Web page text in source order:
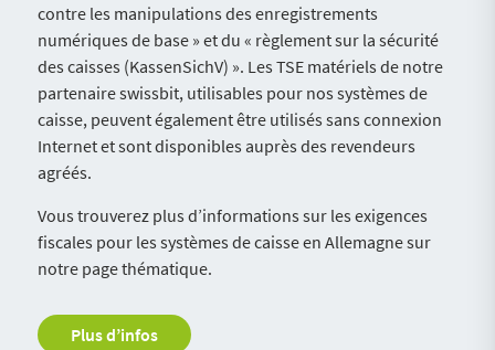
contre les manipulations des enregistrements
numériques de base » et du « règlement sur la sécurité
des caisses (KassenSichV) ». Les TSE matériels de notre
partenaire swissbit, utilisables pour nos systèmes de
caisse, peuvent également être utilisés sans connexion
Internet et sont disponibles auprès des revendeurs
agréés.
Vous trouverez plus d’informations sur les exigences
fiscales pour les systèmes de caisse en Allemagne sur
notre page thématique.
Plus d’infos